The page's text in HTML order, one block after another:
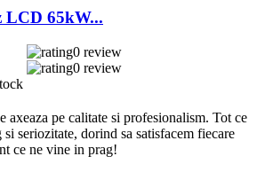
LCD 65kW...
0 review
0 review
axeaza pe calitate si profesionalism. Tot ce
seriozitate, dorind sa satisfacem fiecare
ce ne vine in prag!